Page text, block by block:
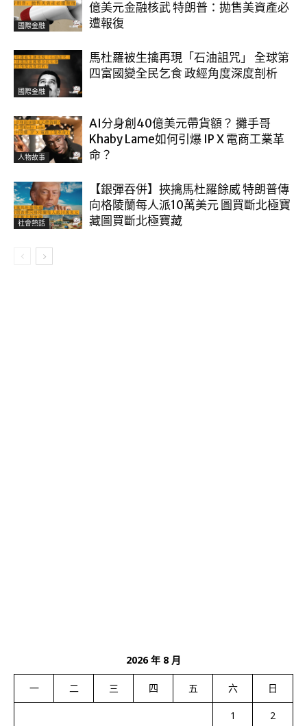
國際金融
億美元金融核武 特朗普：拋售美資產必
遭報復
國際金融
馬杜羅被生擒再現「石油詛咒」 全球第
四富國變全民乞食 政經角度深度剖析
人物故事
AI分身創40億美元帶貨額？ 攤手哥
Khaby Lame如何引爆 IP X 電商工業革
命？
社會熱話
【銀彈吞併】挾擒馬杜羅餘威 特朗普傳
向格陵蘭每人派10萬美元 圖買斷北極寶
藏圖買斷北極寶藏
2026 年 8 月
一 二 三 四 五 六 日
1
2